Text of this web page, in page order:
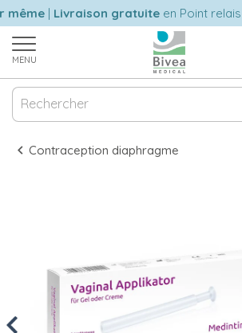
|Livraison gratuiteen Point relais
MENU
Contraception diaphragme
Previous